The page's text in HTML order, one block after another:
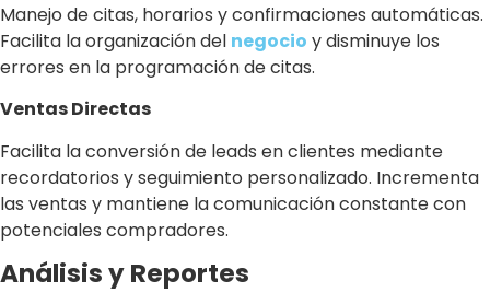
Manejo de citas, horarios y confirmaciones automáticas.
Facilita la organización del negocio y disminuye los
errores en la programación de citas.
Ventas Directas
Facilita la conversión de leads en clientes mediante
recordatorios y seguimiento personalizado. Incrementa
las ventas y mantiene la comunicación constante con
potenciales compradores.
Análisis y Reportes